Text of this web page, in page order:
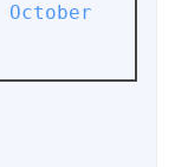
October